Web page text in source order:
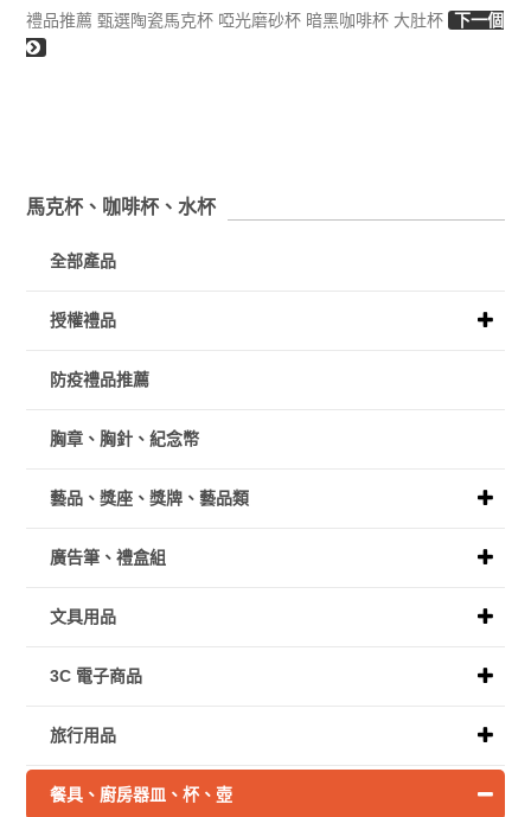
禮品推薦 甄選陶瓷馬克杯 啞光磨砂杯 暗黑咖啡杯 大肚杯 下一個
馬克杯、咖啡杯、水杯
全部產品
授權禮品
防疫禮品推薦
胸章、胸針、紀念幣
藝品、獎座、獎牌、藝品類
廣告筆、禮盒組
文具用品
3C 電子商品
旅行用品
餐具、廚房器皿、杯、壺